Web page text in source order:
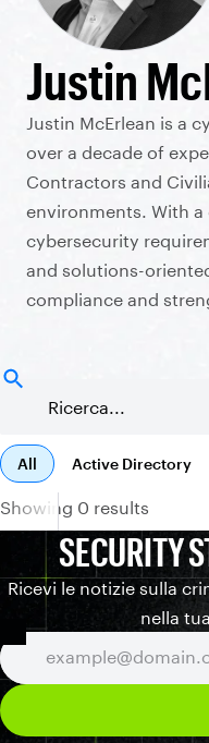
Justin
Justin McErlean is a
over a decade of
Contractors and
environments. With
cybersecurity
and solutions-
compliance and
All Active Directory
Showing 0 results
SECURITY
Ricevi le notizie sulla
nella